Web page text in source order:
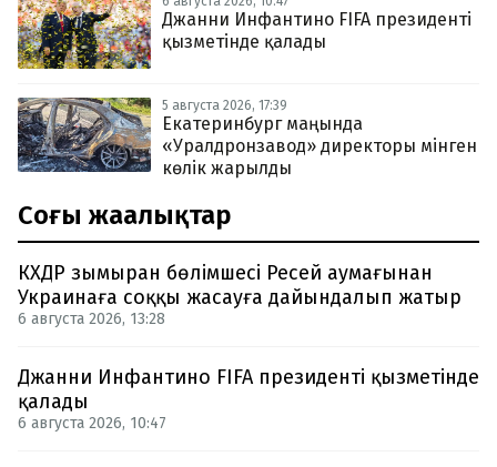
Джанни Инфантино FIFA президенті
қызметінде қалады
5 августа 2026, 17:39
Екатеринбург маңында
«Уралдронзавод» директоры мінген
көлік жарылды
Соңғы жаңалықтар
КХДР зымыран бөлімшесі Ресей аумағынан
Украинаға соққы жасауға дайындалып жатыр
6 августа 2026, 13:28
Джанни Инфантино FIFA президенті қызметінде
қалады
6 августа 2026, 10:47